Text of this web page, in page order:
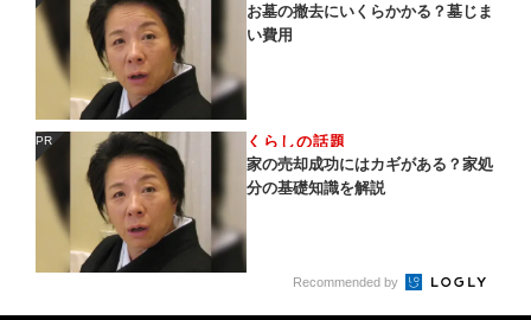
お墓の撤去にいくらかかる？墓じま
い費用
PR くらしの話題
家の売却成功にはカギがある？家処
分の基礎知識を解説
Recommended by